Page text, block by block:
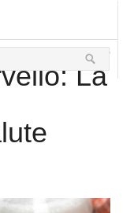
Salute
16 Novembre 2016
La